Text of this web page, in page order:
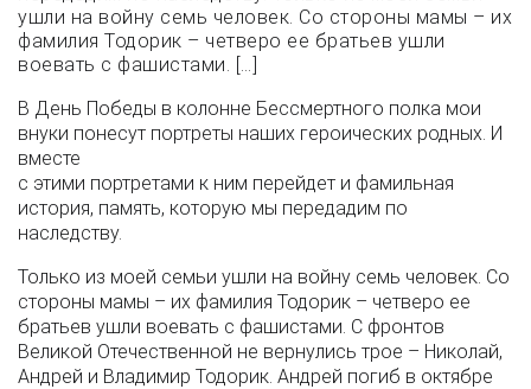
ушли на войну семь человек. Со стороны мамы – их
фамилия Тодорик – четверо ее братьев ушли
воевать с фашистами. […]
В День Победы в колонне Бессмертного полка мои
внуки понесут портреты наших героических родных. И
вместе
с этими портретами к ним перейдет и фамильная
история, память, которую мы передадим по
наследству.
Только из моей семьи ушли на войну семь человек. Со
стороны мамы – их фамилия Тодорик – четверо ее
братьев ушли воевать с фашистами. С фронтов
Великой Отечественной не вернулись трое – Николай,
Андрей и Владимир Тодорик. Андрей погиб в октябре